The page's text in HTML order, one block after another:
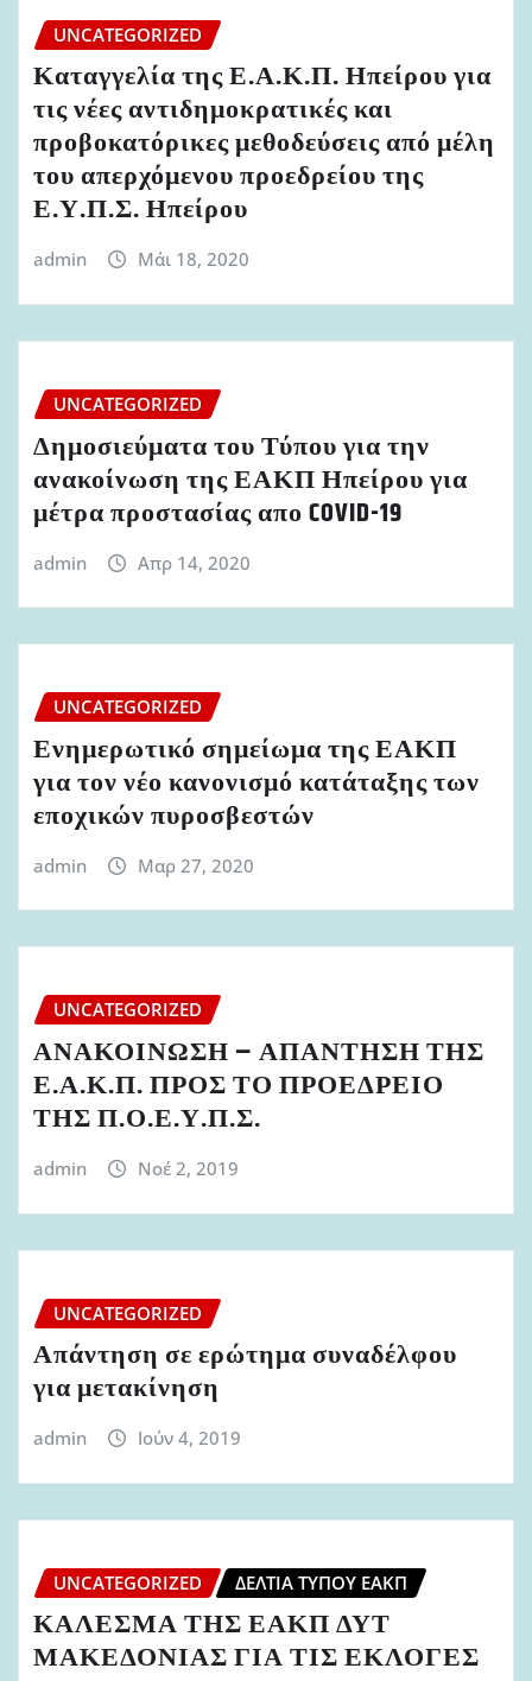
UNCATEGORIZED
Καταγγελία της Ε.Α.Κ.Π. Ηπείρου για
τις νέες αντιδημοκρατικές και
προβοκατόρικες μεθοδεύσεις από μέλη
του απερχόμενου προεδρείου της
Ε.Υ.Π.Σ. Ηπείρου
admin Μάι 18, 2020
UNCATEGORIZED
Δημοσιεύματα του Τύπου για την
ανακοίνωση της ΕΑΚΠ Ηπείρου για
μέτρα προστασίας απο COVID-19
admin Απρ 14, 2020
UNCATEGORIZED
Ενημερωτικό σημείωμα της ΕΑΚΠ
για τον νέο κανονισμό κατάταξης των
εποχικών πυροσβεστών
admin Μαρ 27, 2020
UNCATEGORIZED
ΑΝΑΚΟΙΝΩΣΗ – ΑΠΑΝΤΗΣΗ ΤΗΣ
Ε.Α.Κ.Π. ΠΡΟΣ ΤΟ ΠΡΟΕΔΡΕΙΟ
ΤΗΣ Π.Ο.Ε.Υ.Π.Σ.
admin Νοέ 2, 2019
UNCATEGORIZED
Απάντηση σε ερώτημα συναδέλφου
για μετακίνηση
admin Ιούν 4, 2019
UNCATEGORIZED ΔΕΛΤΊΑ ΤΎΠΟΥ ΕΑΚΠ
ΚΑΛΕΣΜΑ ΤΗΣ ΕΑΚΠ ΔΥΤ
ΜΑΚΕΔΟΝΙΑΣ ΓΙΑ ΤΙΣ ΕΚΛΟΓΕΣ